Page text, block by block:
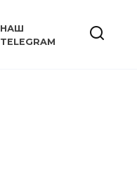
НАШ
TELEGRAM